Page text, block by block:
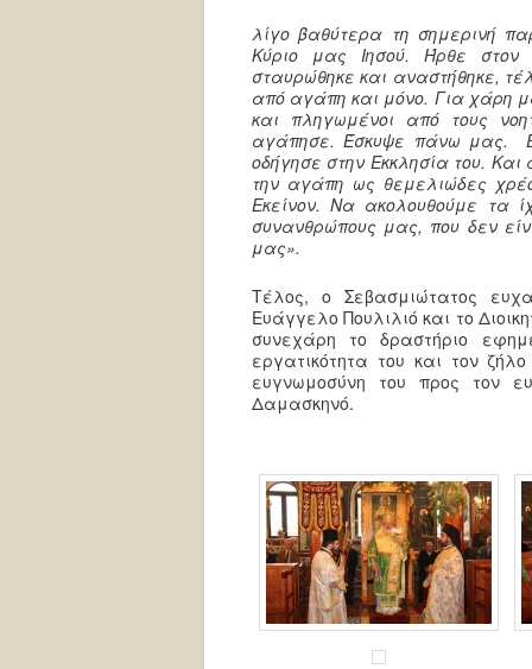
λίγο βαθύτερα τη σημερινή
Κύριο μας Ιησού. Ήρθε στον
σταυρώθηκε και αναστήθηκε,
από αγάπη και μόνο. Για χάρη
και πληγωμένοι από τους
αγάπησε. Έσκυψε πάνω μας.
οδήγησε στην Εκκλησία του.
την αγάπη ως θεμελιώδες
Εκείνον. Να ακολουθούμε τα
συνανθρώπους μας, που δεν
μας».
Τέλος, ο Σεβασμιώτατος
Ευάγγελο Πουλιλιό και το
συνεχάρη το δραστήριο
εργατικότητα του και τον
ευγνωμοσύνη του προς τον
Δαμασκηνό.